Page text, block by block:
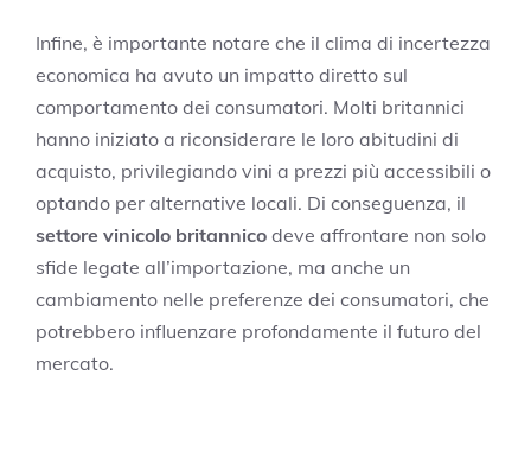
Infine, è importante notare che il clima di incertezza
economica ha avuto un impatto diretto sul
comportamento dei consumatori. Molti britannici
hanno iniziato a riconsiderare le loro abitudini di
acquisto, privilegiando vini a prezzi più accessibili o
optando per alternative locali. Di conseguenza, il
settore vinicolo britannico deve affrontare non solo
sfide legate all’importazione, ma anche un
cambiamento nelle preferenze dei consumatori, che
potrebbero influenzare profondamente il futuro del
mercato.